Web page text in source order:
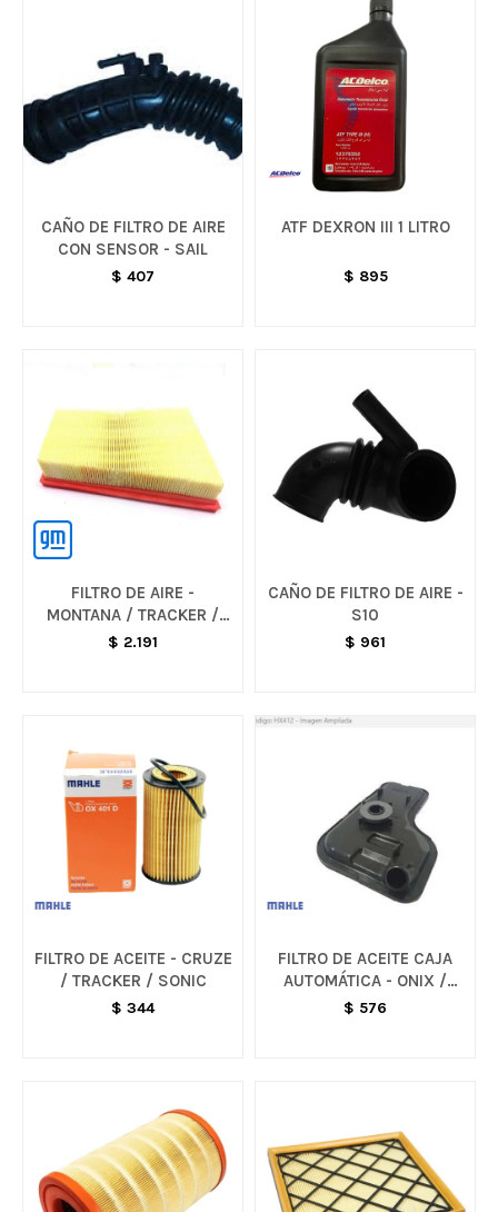
CAÑO DE FILTRO DE AIRE
CON SENSOR - SAIL
$ 407
ATF DEXRON III 1 LITRO
$ 895
FILTRO DE AIRE -
MONTANA / TRACKER /
ONIX
$ 2.191
CAÑO DE FILTRO DE AIRE -
S10
$ 961
FILTRO DE ACEITE - CRUZE
/ TRACKER / SONIC
$ 344
FILTRO DE ACEITE CAJA
AUTOMÁTICA - ONIX /
CRUZE
$ 576